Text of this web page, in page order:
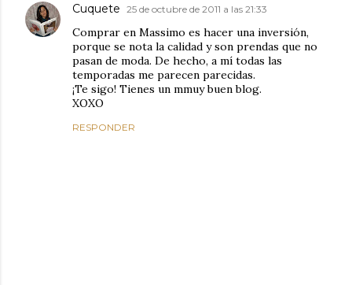
Cuquete 25 de octubre de 2011 a las 21:33
Comprar en Massimo es hacer una inversión,
porque se nota la calidad y son prendas que no
pasan de moda. De hecho, a mí todas las
temporadas me parecen parecidas.
¡Te sigo! Tienes un mmuy buen blog.
XOXO
RESPONDER